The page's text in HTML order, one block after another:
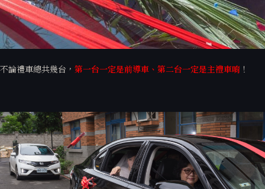
依照雙方提親談定，安排禮車數量，至少2台，3、6都是非常常見的（但
請記得避開8唷！8有別、掰掰再見的意思）
不論禮車總共幾台， 第一台一定是前導車、第二台一定是主禮車唷 ！